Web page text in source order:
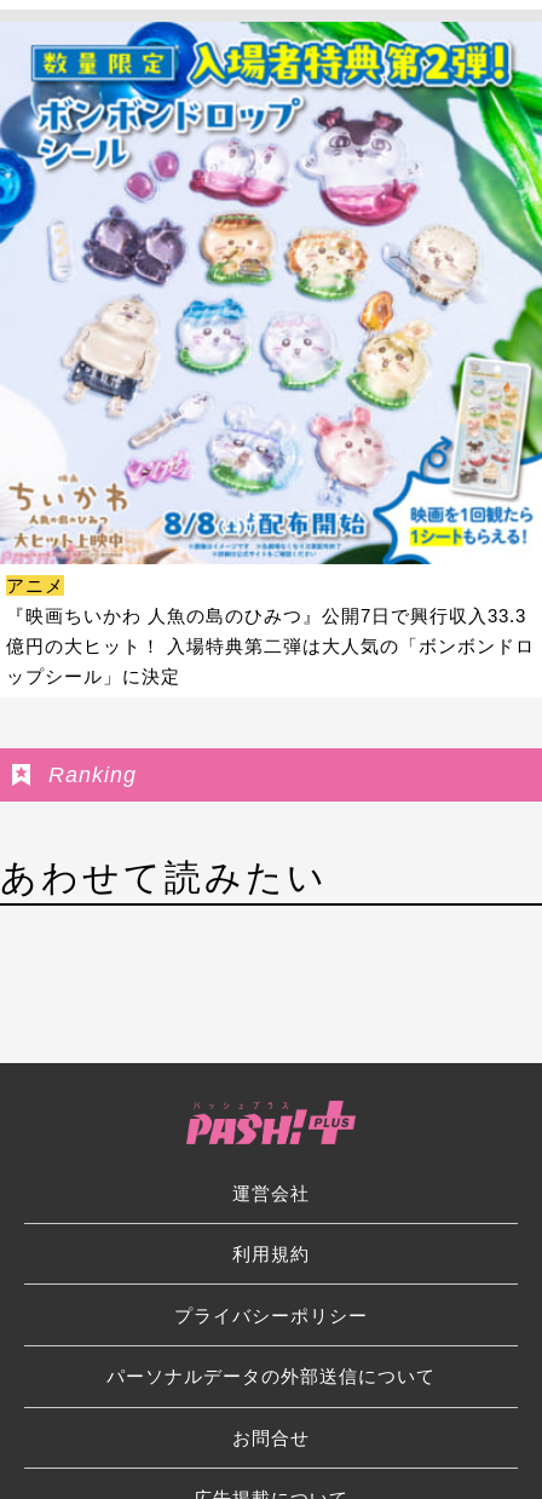
アニメ
『映画ちいかわ 人魚の島のひみつ』公開7日で興行収入33.3
億円の大ヒット！ 入場特典第二弾は大人気の「ボンボンドロ
ップシール」に決定
Ranking
あわせて読みたい
運営会社
利用規約
プライバシーポリシー
パーソナルデータの外部送信について
お問合せ